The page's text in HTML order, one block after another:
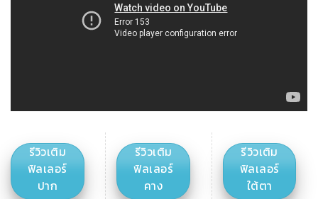
รีวิวเติม
ฟิลเลอร์
ปาก
รีวิวเติม
ฟิลเลอร์
คาง
รีวิวเติม
ฟิลเลอร์
ใต้ตา